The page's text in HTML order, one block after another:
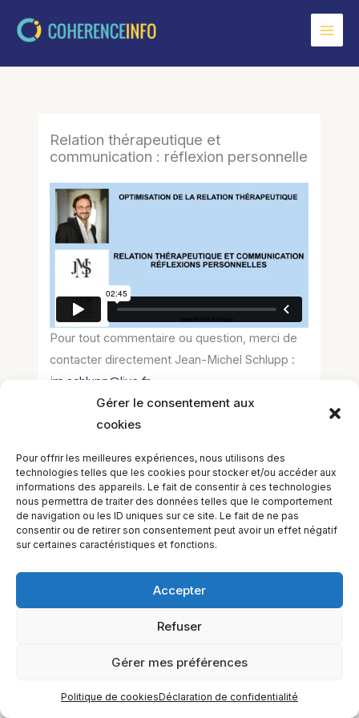
Gérer le consentement aux
cookies
Pour offrir les meilleures expériences, nous utilisons des
technologies telles que les cookies pour stocker et/ou accéder aux
informations des appareils. Le fait de consentir à ces technologies
nous permettra de traiter des données telles que le comportement
de navigation ou les ID uniques sur ce site. Le fait de ne pas
consentir ou de retirer son consentement peut avoir un effet négatif
sur certaines caractéristiques et fonctions.
Accepter
Refuser
Gérer mes préférences
Politique de cookiesDéclaration de confidentialité
Relation thérapeutique et
communication : réflexion personnelle
Pour tout commentaire ou question, merci de
contacter directement Jean-Michel Schlupp :
jm.schlupp@live.fr
EQUILIBIOS FORMATION Inc. 5748 9e Avenue, Montréal (QC)
H1Y 2J9 Canada